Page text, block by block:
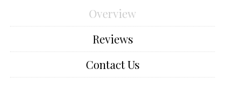
Overview
Reviews
Contact Us